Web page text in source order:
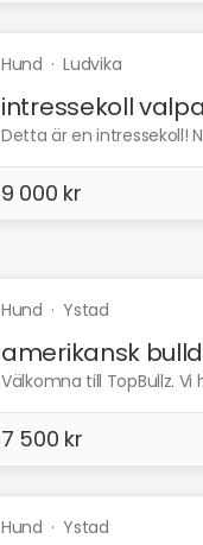
Hund ·Ludvika
intressekoll
Detta är en intressekoll!
9 000 kr
Hund ·Ystad
amerikansk
Välkomna till TopBullz.
7 500 kr
Hund ·Ystad